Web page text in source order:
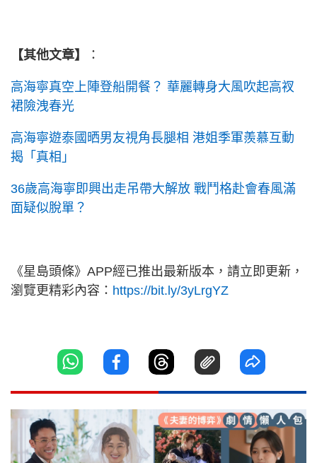
【其他文章】 ：
高海寧真空上陣登船開餐？ 華麗轉身大風吹起高衩
裙險洩春光
高海寧遊泰國晒男友視角長腿相 港姐季軍羨慕互動
揭「真相」
36歲高海寧即興出走吊帶大解放 戰鬥格赴會春風滿
面疑似脫單？
《星島頭條》APP經已推出最新版本，請立即更新，
瀏覽更精彩內容： https://bit.ly/3yLrgYZ